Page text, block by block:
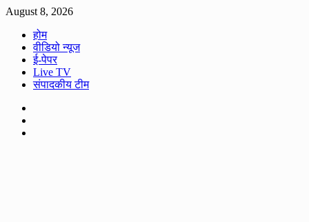
Skip
content
August 8, 2026
होम
वीडियो न्यूज
ई-पेपर
Live TV
संपादकीय टीम